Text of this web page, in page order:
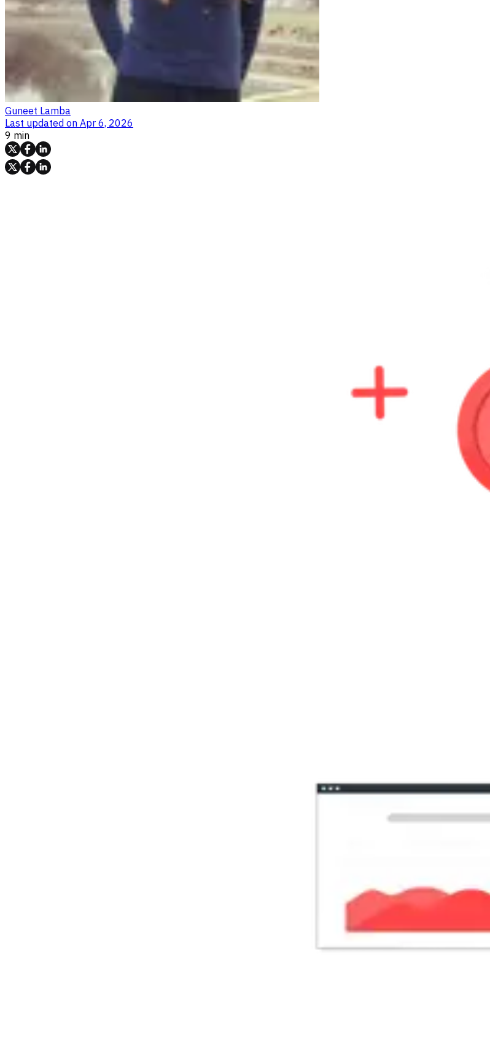
Guneet Lamba
Last updated on Apr 6, 2026
9 min